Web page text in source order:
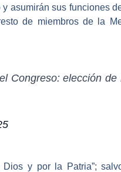
asumirán sus funciones
de miembros de la
Congreso: elección
Dios y por la Patria”;